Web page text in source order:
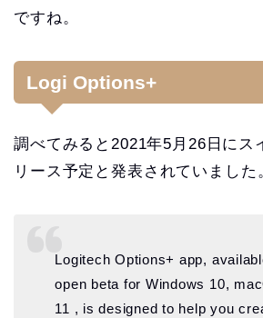
ですね。
Logi Options+
調べてみると2021年5月26日にス
リース予定と発表されていました
Logitech Options+ app,
open beta for Windows 10,
11 , is designed to help you